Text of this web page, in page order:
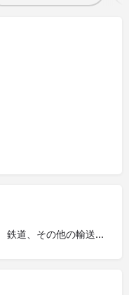
鉄道、その他の輸送用機器、交通